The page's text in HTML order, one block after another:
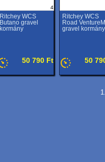
4
Ritchey WCS
Butano gravel
kormány
50 790 Ft
Ritchey WCS
Road
gravel kormány
50